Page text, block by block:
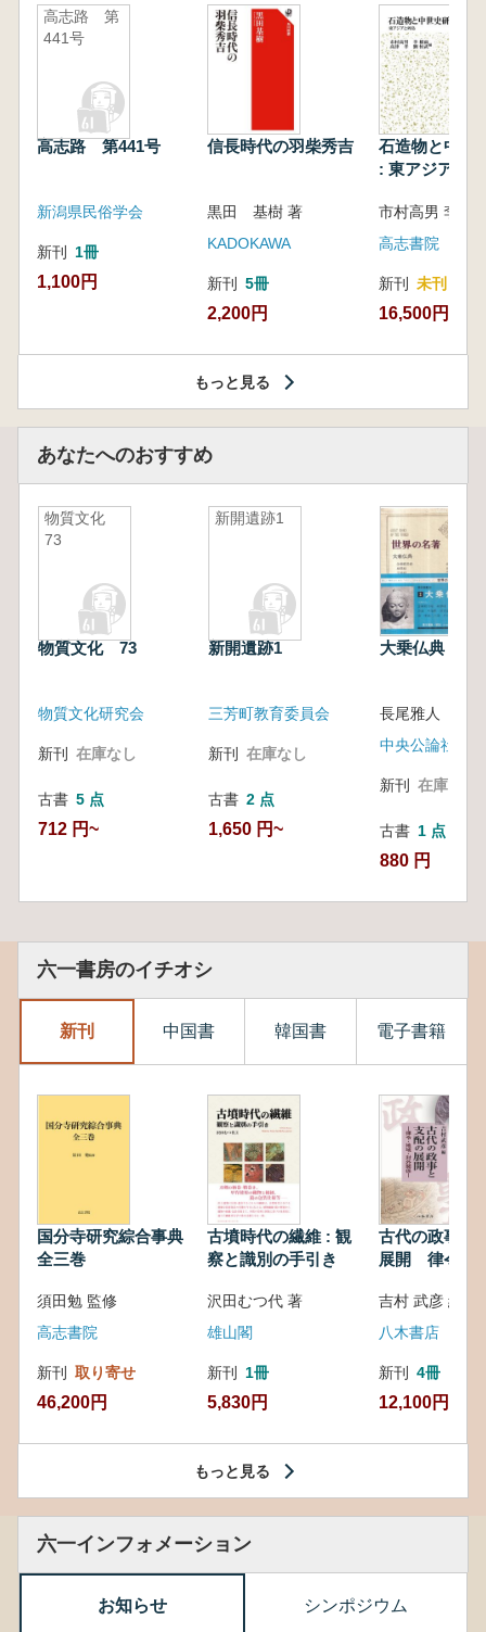
高志路 第
441号
高志路 第441号
新潟県民俗学会
新刊 1冊
1,100円
信長時代の羽柴秀吉
黒田 基樹 著
KADOKAWA
新刊 5冊
2,200円
石造物と中世
: 東アジアと
高志書院
新刊 未刊
16,500円
もっと見る
あなたへのおすすめ
物質文化
73
物質文化 73
物質文化研究会
新刊 在庫なし
古書 5 点
712 円~
新開遺跡1
新開遺跡1
三芳町教育委員会
新刊 在庫なし
古書 2 点
1,650 円~
大乗仏典
長尾雅人 責
中央公論社
新刊 在庫なし
古書 1 点
880 円
六一書房のイチオシ
新刊 中国書 韓国書 電子書籍
国分寺研究綜合事典
全三巻
須田勉 監修
高志書院
新刊 取り寄せ
46,200円
古墳時代の繊維 : 観
察と識別の手引き
沢田むつ代 著
雄山閣
新刊 1冊
5,830円
古代の政事と
展開 律令・
吉村 武彦 編集
八木書店
新刊 4冊
12,100円
もっと見る
六一インフォメーション
お知らせ シンポジウム